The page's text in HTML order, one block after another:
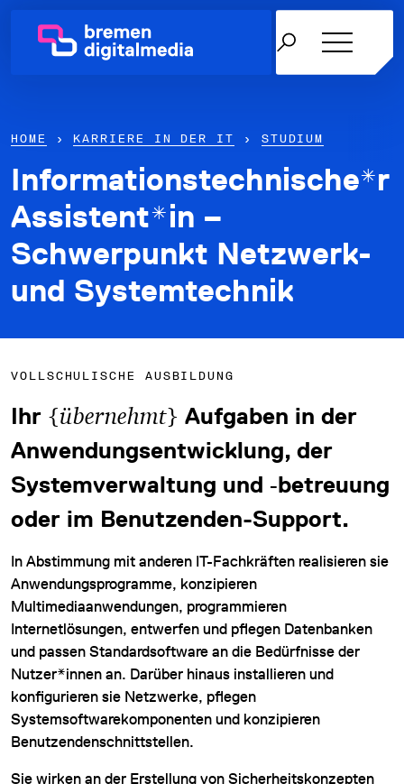
Netzwerk
Themen
Über uns
News & Termine
DATENSCHUTZ
IMPRESSUM
DOWNLOADS
COOKIE-EINSTELLUNGEN
HOME › KARRIERE IN DER IT › STUDIUM
Informationstechnische*r
Assistent*in –
Schwerpunkt Netzwerk-
und Systemtechnik
VOLLSCHULISCHE AUSBILDUNG
Ihr {übernehmt} Aufgaben in der
Anwendungsentwicklung, der
Systemverwaltung und ‑betreuung
oder im Benutzenden-Support.
In Abstimmung mit anderen IT-Fachkräften realisieren sie
Anwendungsprogramme, konzipieren
Multimediaanwendungen, programmieren
Internetlösungen, entwerfen und pflegen Datenbanken
und passen Standardsoftware an die Bedürfnisse der
Nutzer*innen an. Darüber hinaus installieren und
konfigurieren sie Netzwerke, pflegen
Systemsoftwarekomponenten und konzipieren
Benutzendenschnittstellen.
Sie wirken an der Erstellung von Sicherheitskonzepten